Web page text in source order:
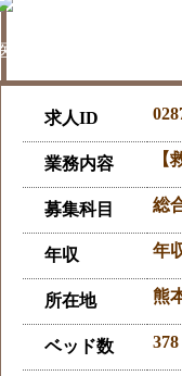
医療法人 朝日野会 朝
求人ID
業務内容 【
募集科目 総
年収 年
所在地 熊
ベッド数 378